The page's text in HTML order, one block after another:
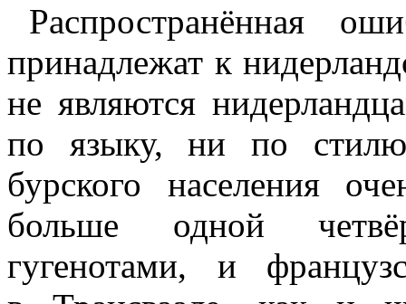
Распространённая
принадлежат к
не являются
по языку, ни по стилю
бурского населения
больше одной
гугенотами, и